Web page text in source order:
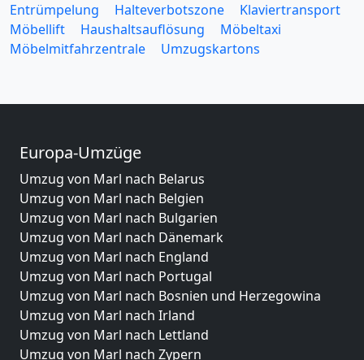
Entrümpelung
Halteverbotszone
Klaviertransport
Möbellift
Haushaltsauflösung
Möbeltaxi
Möbelmitfahrzentrale
Umzugskartons
Europa-Umzüge
Umzug von Marl nach Belarus
Umzug von Marl nach Belgien
Umzug von Marl nach Bulgarien
Umzug von Marl nach Dänemark
Umzug von Marl nach England
Umzug von Marl nach Portugal
Umzug von Marl nach Bosnien und Herzegowina
Umzug von Marl nach Irland
Umzug von Marl nach Lettland
Umzug von Marl nach Zypern